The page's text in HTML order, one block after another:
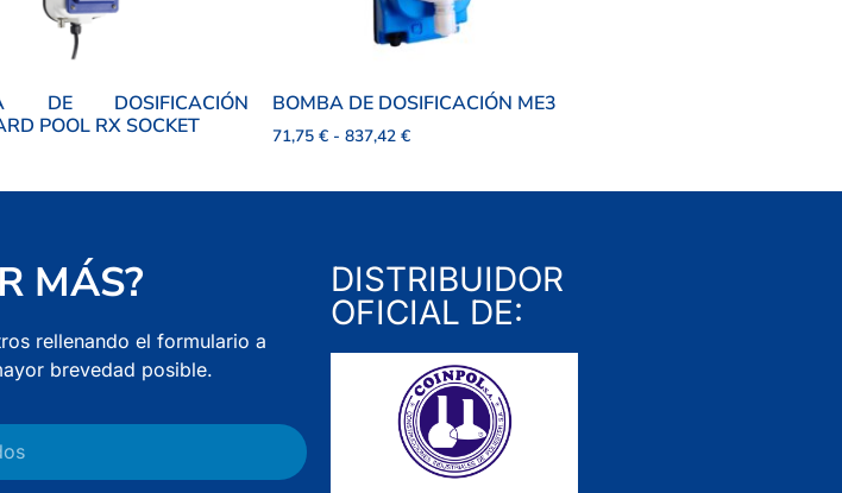
DE DOSIFICACIÓN
POOL RX SOCKET
BOMBA DE DOSIFICACIÓN ME3
71,75 € - 837,42 €
MÁS?
rellenando el formulario a
brevedad posible.
DISTRIBUIDOR
OFICIAL DE: